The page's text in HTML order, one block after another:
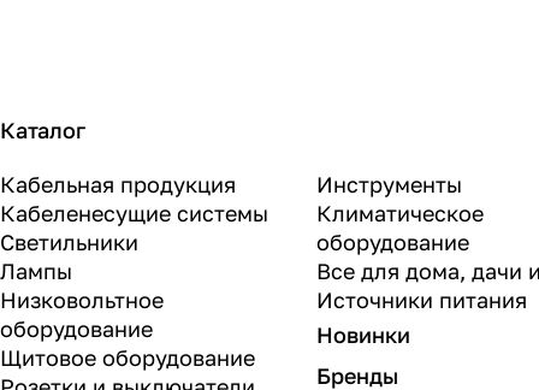
Каталог
Кабельная продукция
Кабеленесущие системы
Светильники
Лампы
Низковольтное
оборудование
Щитовое оборудование
Инструменты
Климатическое
оборудование
Все для дома, дачи
Источники питания
Новинки
Бренды